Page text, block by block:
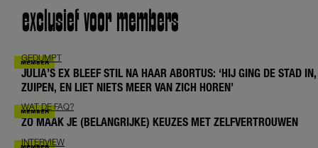
exclusief voor members
GEDUMPT
JULIA’S EX BLEEF STIL NA HAAR ABORTUS: ‘HIJ GING DE STAD IN,
ZUIPEN, EN LIET NIETS MEER VAN ZICH HOREN’
WAT DE FAQ?
ZO MAAK JE (BELANGRIJKE) KEUZES MET ZELFVERTROUWEN
INTERVIEW